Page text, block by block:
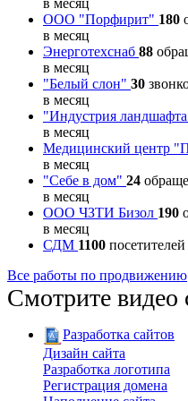
в месяц
ООО "Порфирит" 180
в месяц
Энерготехснаб 88
в месяц
"Белый слон" 30
в месяц
"Индустрия
в месяц
Медицинский центр
в месяц
"Себе в дом" 24
в месяц
ООО ЧЗТИ Бизол 190
в месяц
СДМ 1100
Все работы по продвижению
Смотрите
Разработка сайтов
Дизайн сайта
Разработка логотипа
Регистрация домена